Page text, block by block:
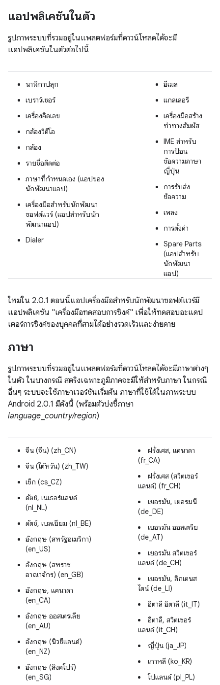
แอปพลิเคชันในตัว
รูปภาพระบบที่รวมอยู่ในแพลตฟอร์มที่ดาวน์โหลดได้จะมี
แอปพลิเคชันในตัวต่อไปนี้
นาฬิกาปลุก
เบราว์เซอร์
เครื่องคิดเลข
กล้องวิดีโอ
กล้อง
รายชื่อติดต่อ
ภาษาที่กำหนดเอง (แอปของ
นักพัฒนาแอป)
เครื่องมือสำหรับนักพัฒนา
ซอฟต์แวร์ (แอปสำหรับนัก
พัฒนาแอป)
Dialer
อีเมล
แกลเลอรี
เครื่องมือสร้าง
ท่าทางสัมผัส
IME สำหรับ
การป้อน
ข้อความภาษา
ญี่ปุ่น
การรับส่ง
ข้อความ
เพลง
การตั้งค่า
Spare Parts
(แอปสำหรับ
นักพัฒนา
แอป)
ใหม่ใน 2.0.1 ตอนนี้แอปเครื่องมือสำหรับนักพัฒนาซอฟต์แวร์มี
แอปพลิเคชัน "เครื่องมือทดสอบการซิงค์" เพื่อให้ทดสอบอะแดป
เตอร์การซิงค์ของบุคคลที่สามได้อย่างรวดเร็วและง่ายดาย
ภาษา
รูปภาพระบบที่รวมอยู่ในแพลตฟอร์มที่ดาวน์โหลดได้จะมีภาษาต่างๆ
ในตัว ในบางกรณี สตริงเฉพาะภูมิภาคจะมีให้สำหรับภาษา ในกรณี
อื่นๆ ระบบจะใช้ภาษาเวอร์ชันเริ่มต้น ภาษาที่ใช้ได้ในภาพระบบ
Android 2.0.1 มีดังนี้ (พร้อมตัวบ่งชี้ภาษา
language country/region)
จีน (จีน) (zh_CN)
จีน (ไต้หวัน) (zh_TW)
เช็ก (cs_CZ)
ดัตช์, เนเธอร์แลนด์
(nl_NL)
ดัตช์, เบลเยียม (nl_BE)
อังกฤษ (สหรัฐอเมริกา)
(en_US)
อังกฤษ (สหราช
อาณาจักร) (en_GB)
อังกฤษ, แคนาดา
(en_CA)
อังกฤษ ออสเตรเลีย
(en_AU)
อังกฤษ (นิวซีแลนด์)
(en_NZ)
อังกฤษ (สิงคโปร์)
(en_SG)
ฝรั่งเศส, แคนาดา
(fr_CA)
ฝรั่งเศส (สวิตเซอร์
แลนด์) (fr_CH)
เยอรมัน, เยอรมนี
(de_DE)
เยอรมัน ออสเตรีย
(de_AT)
เยอรมัน สวิตเซอร์
แลนด์ (de_CH)
เยอรมัน, ลิกเตนส
ไตน์ (de_LI)
อิตาลี อิตาลี (it_IT)
อิตาลี, สวิตเซอร์
แลนด์ (it_CH)
ญี่ปุ่น (ja_JP)
เกาหลี (ko_KR)
โปแลนด์ (pl_PL)